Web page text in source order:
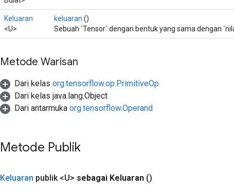
Keluaran
<U>
keluaran ()
Sebuah `Tensor` dengan bentuk yang sama dengan
Metode Warisan
Dari kelas org.tensorflow.op.PrimitiveOp
Dari kelas java.lang.Object
Dari antarmuka org.tensorflow.Operand
Metode Publik
Keluaran publik <U> sebagai Keluaran ()